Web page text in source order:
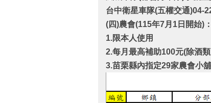
台中衛星車隊(五權交通)04-
(四)農會(115年7月1 日開始) ：
1.限本人使用
2.每月最高補助100元(除酒
3.苗栗縣內指定29家農會小舖